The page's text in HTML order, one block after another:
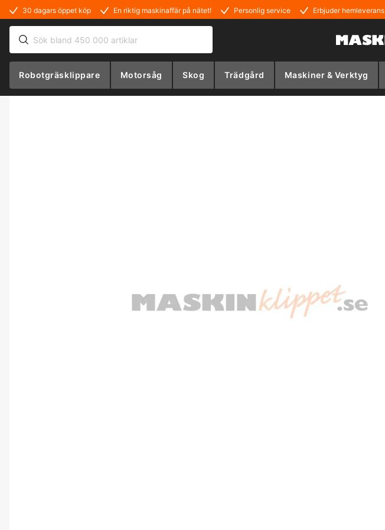
30 dagars öppet köp En riktig maskinaffär på nätet! Personlig service Erbjuder hemleverans
Robotgräsklippare Motorsåg Skog Trädgård Maskiner & Verktyg